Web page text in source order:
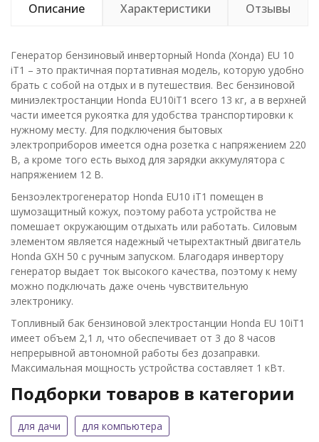
Описание Характеристики Отзывы
Генератор бензиновый инверторный Honda (Хонда) EU 10
iT1 – это практичная портативная модель, которую удобно
брать с собой на отдых и в путешествия. Вес бензиновой
миниэлектростанции Honda EU10iT1 всего 13 кг, а в верхней
части имеется рукоятка для удобства транспортировки к
нужному месту. Для подключения бытовых
электроприборов имеется одна розетка с напряжением 220
В, а кроме того есть выход для зарядки аккумулятора с
напряжением 12 В.
Бензоэлектрогенератор Honda EU10 iT1 помещен в
шумозащитный кожух, поэтому работа устройства не
помешает окружающим отдыхать или работать. Силовым
элементом является надежный четырехтактный двигатель
Honda GXH 50 с ручным запуском. Благодаря инвертору
генератор выдает ток высокого качества, поэтому к нему
можно подключать даже очень чувствительную
электронику.
Топливный бак бензиновой электростанции Honda EU 10iT1
имеет объем 2,1 л, что обеспечивает от 3 до 8 часов
непрерывной автономной работы без дозаправки.
Максимальная мощность устройства составляет 1 кВт.
Подборки товаров в категории
для дачи для компьютера